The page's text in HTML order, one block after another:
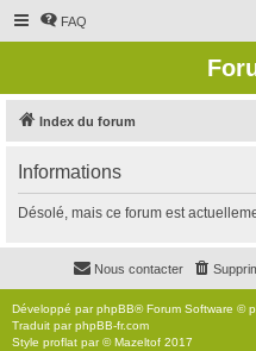
FAQ
Index du forum
Informations
Désolé, mais ce forum est
Nous contacter
Développé parphpBB® Forum Software ©
Traduit parphpBB-fr.com
Style proflat par ©Mazeltof 2017